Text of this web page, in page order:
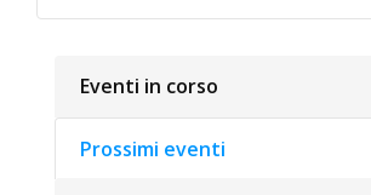
Eventi in corso
Prossimi eventi